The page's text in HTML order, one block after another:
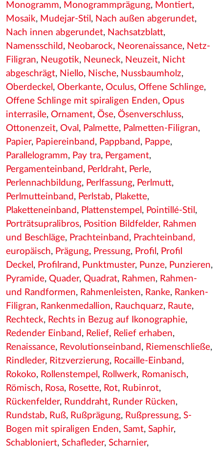
Monogramm, Monogrammprägung, Montiert,
Mosaik, Mudejar-Stil , Nach außen abgerundet,
Nach innen abgerundet, Nachsatzblatt,
Namensschild , Neobarock, Neorenaissance, Netz-
Filigran, Neugotik, Neuneck, Neuzeit, Nicht
abgeschrägt, Niello, Nische, Nussbaumholz,
Oberdeckel , Oberkante, Oculus, Offene Schlinge,
Offene Schlinge mit spiraligen Enden, Opus
interrasile, Ornament, Öse, Ösenverschluss,
Ottonenzeit, Oval , Palmette, Palmetten-Filigran,
Papier, Papiereinband , Pappband , Pappe,
Parallelogramm, Pay tra, Pergament,
Pergamenteinband , Perldraht, Perle,
Perlennachbildung, Perlfassung, Perlmutt,
Perlmutteinband , Perlstab, Plakette,
Plaketteneinband , Plattenstempel , Pointillé-Stil ,
Porträtsupralibros, Position Bildfelder, Rahmen
und Beschläge, Prachteinband , Prachteinband,
europäisch, Prägung, Pressung, Profil , Profil
Deckel , Profilrand , Punktmuster, Punze, Punzieren,
Pyramide, Quader, Quadrat, Rahmen, Rahmen-
und Randformen, Rahmenleisten, Ranke, Ranken-
Filigran, Rankenmedallion, Rauchquarz, Raute,
Rechteck, Rechts in Bezug auf Ikonographie,
Redender Einband , Relief, Relief erhaben,
Renaissance, Revolutionseinband , Riemenschließe,
Rindleder, Ritzverzierung, Rocaille-Einband ,
Rokoko, Rollenstempel , Rollwerk, Romanisch,
Römisch, Rosa, Rosette, Rot, Rubinrot,
Rückenfelder, Runddraht, Runder Rücken,
Rundstab, Ruß, Rußprägung, Rußpressung, S-
Bogen mit spiraligen Enden, Samt, Saphir,
Schabloniert, Schafleder, Scharnier,